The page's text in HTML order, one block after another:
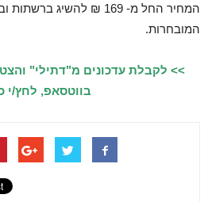
המחיר החל מ- 169 ₪ להשיג
המובחרות.
>> לקבלת עדכונים מ"דתילי"
בווטסאפ, לחץ/י